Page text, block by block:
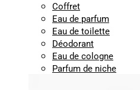
Coffret
Eau de parfum
Eau de toilette
Déodorant
Eau de cologne
Parfum de niche